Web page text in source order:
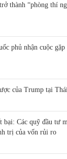
thành “phòng thí
phủ nhận cuộc
của Trump tại
bại: Các quỹ đầu tư
trị của vốn rủi ro